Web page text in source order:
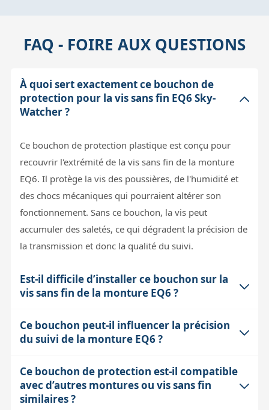
FAQ - FOIRE AUX QUESTIONS
À quoi sert exactement ce bouchon de
protection pour la vis sans fin EQ6 Sky-
Watcher ?
Ce bouchon de protection plastique est conçu pour
recouvrir l'extrémité de la vis sans fin de la monture
EQ6. Il protège la vis des poussières, de l'humidité et
des chocs mécaniques qui pourraient altérer son
fonctionnement. Sans ce bouchon, la vis peut
accumuler des saletés, ce qui dégradent la précision de
la transmission et donc la qualité du suivi.
Est-il difficile d’installer ce bouchon sur la
vis sans fin de la monture EQ6 ?
L'installation est généralement simple et ne nécessite
pas d'outils spécifiques. Le bouchon se clipse ou
important de vérifier que la monture est stable et que
la vis est propre avant la pose. En cas de doute, notre
Ce bouchon peut-il influencer la précision
du suivi de la monture EQ6 ?
Indirectement, oui. Un bouchon en bon état empêche
la saleté et la corrosion de s'installer sur la vis sans fin,
ce qui maintient un mouvement fluide et précis. Un
Ce bouchon de protection est-il compatible
avec d’autres montures ou vis sans fin
similaires ?